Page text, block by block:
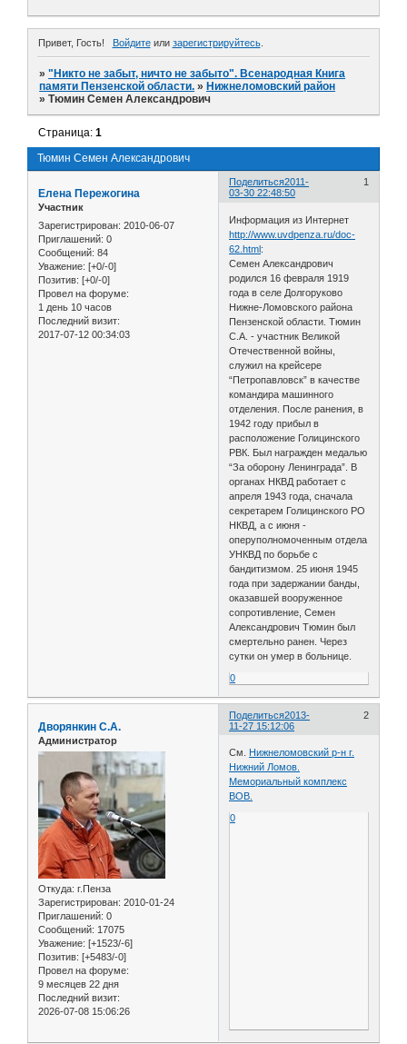
Привет, Гость! Войдитеили зарегистрируйтесь.
»"Никто не забыт, ничто не забыто". Всенародная Книга
памяти Пензенской области. » Нижнеломовский район
»Тюмин Семен Александрович
Тюмин Семен Александрович
Страница:1
Поделиться 1
2011-
03-30 22:48:50
Елена Пережогина
Участник
Зарегистрирован: 2010-06-07
Приглашений: 0
Сообщений: 84
Уважение: [+0/-0]
Позитив: [+0/-0]
Провел на форуме:
1 день 10 часов
Последний визит:
2017-07-12 00:34:03
Информация из Интернет
http://www.uvdpenza.ru/doc-
62.html:
Семен Александрович
родился 16 февраля 1919
года в селе Долгоруково
Нижне-Ломовского района
Пензенской области. Тюмин
С.А. - участник Великой
Отечественной войны,
служил на крейсере
“Петропавловск” в качестве
командира машинного
отделения. После ранения, в
1942 году прибыл в
расположение Голицинского
РВК. Был награжден медалью
“За оборону Ленинграда”. В
органах НКВД работает с
апреля 1943 года, сначала
секретарем Голицинского РО
НКВД, а с июня -
оперуполномоченным отдела
УНКВД по борьбе с
бандитизмом. 25 июня 1945
года при задержании банды,
оказавшей вооруженное
сопротивление, Семен
Александрович Тюмин был
смертельно ранен. Через
сутки он умер в больнице.
0
Поделиться 2
2013-
11-27 15:12:06
Дворянкин С.А.
Администратор
Откуда: г.Пенза
Зарегистрирован: 2010-01-24
Приглашений: 0
Сообщений: 17075
Уважение: [+1523/-6]
Позитив: [+5483/-0]
Провел на форуме:
9 месяцев 22 дня
Последний визит:
2026-07-08 15:06:26
См.
Нижнеломовский р-н г.
Нижний Ломов.
Мемориальный комплекс
ВОВ.
0